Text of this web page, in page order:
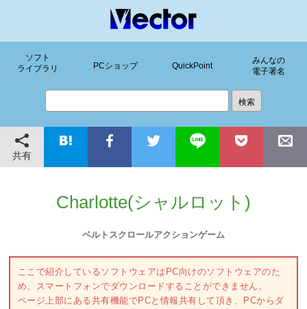
ソフト
ライブラリ
PCショップ QuickPoint
みんなの
電子署名
共有
Charlotte(シャルロット)
ベルトスクロールアクションゲーム
ここで紹介しているソフトウェアはPC向けのソフトウェアのた
め、スマートフォンでダウンロードすることができません。
ページ上部にある共有機能でPCと情報共有して頂き、PCからダ